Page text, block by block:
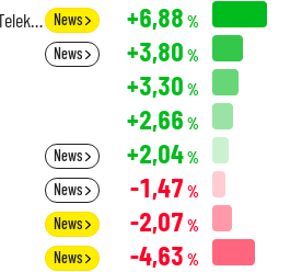
Deutsche Telekom News +6,88 %
News +3,80 %
+3,30 %
+2,66 %
News +2,04%
News -1,47 %
News -2,07 %
News -4,63 %